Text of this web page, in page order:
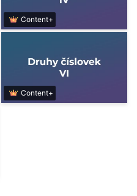
Content+
Content+